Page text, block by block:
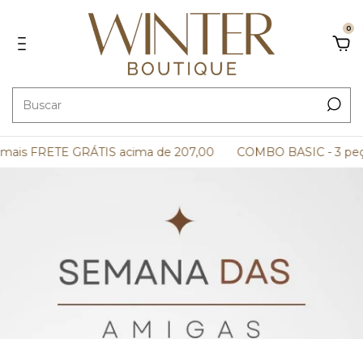
0
GRÁTIS acima de 207,00 COMBO BASIC - 3 peças por